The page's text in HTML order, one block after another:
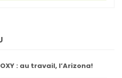
: au travail, l’Arizona!